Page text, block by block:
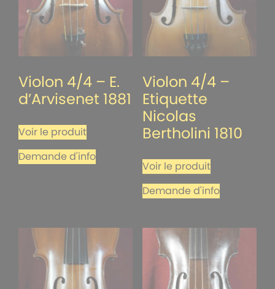
Violon 4/4 – E.
d’Arvisenet 1881
Voir le produit
Demande d'info
Violon 4/4 –
Etiquette
Nicolas
Bertholini 1810
Voir le produit
Demande d'info